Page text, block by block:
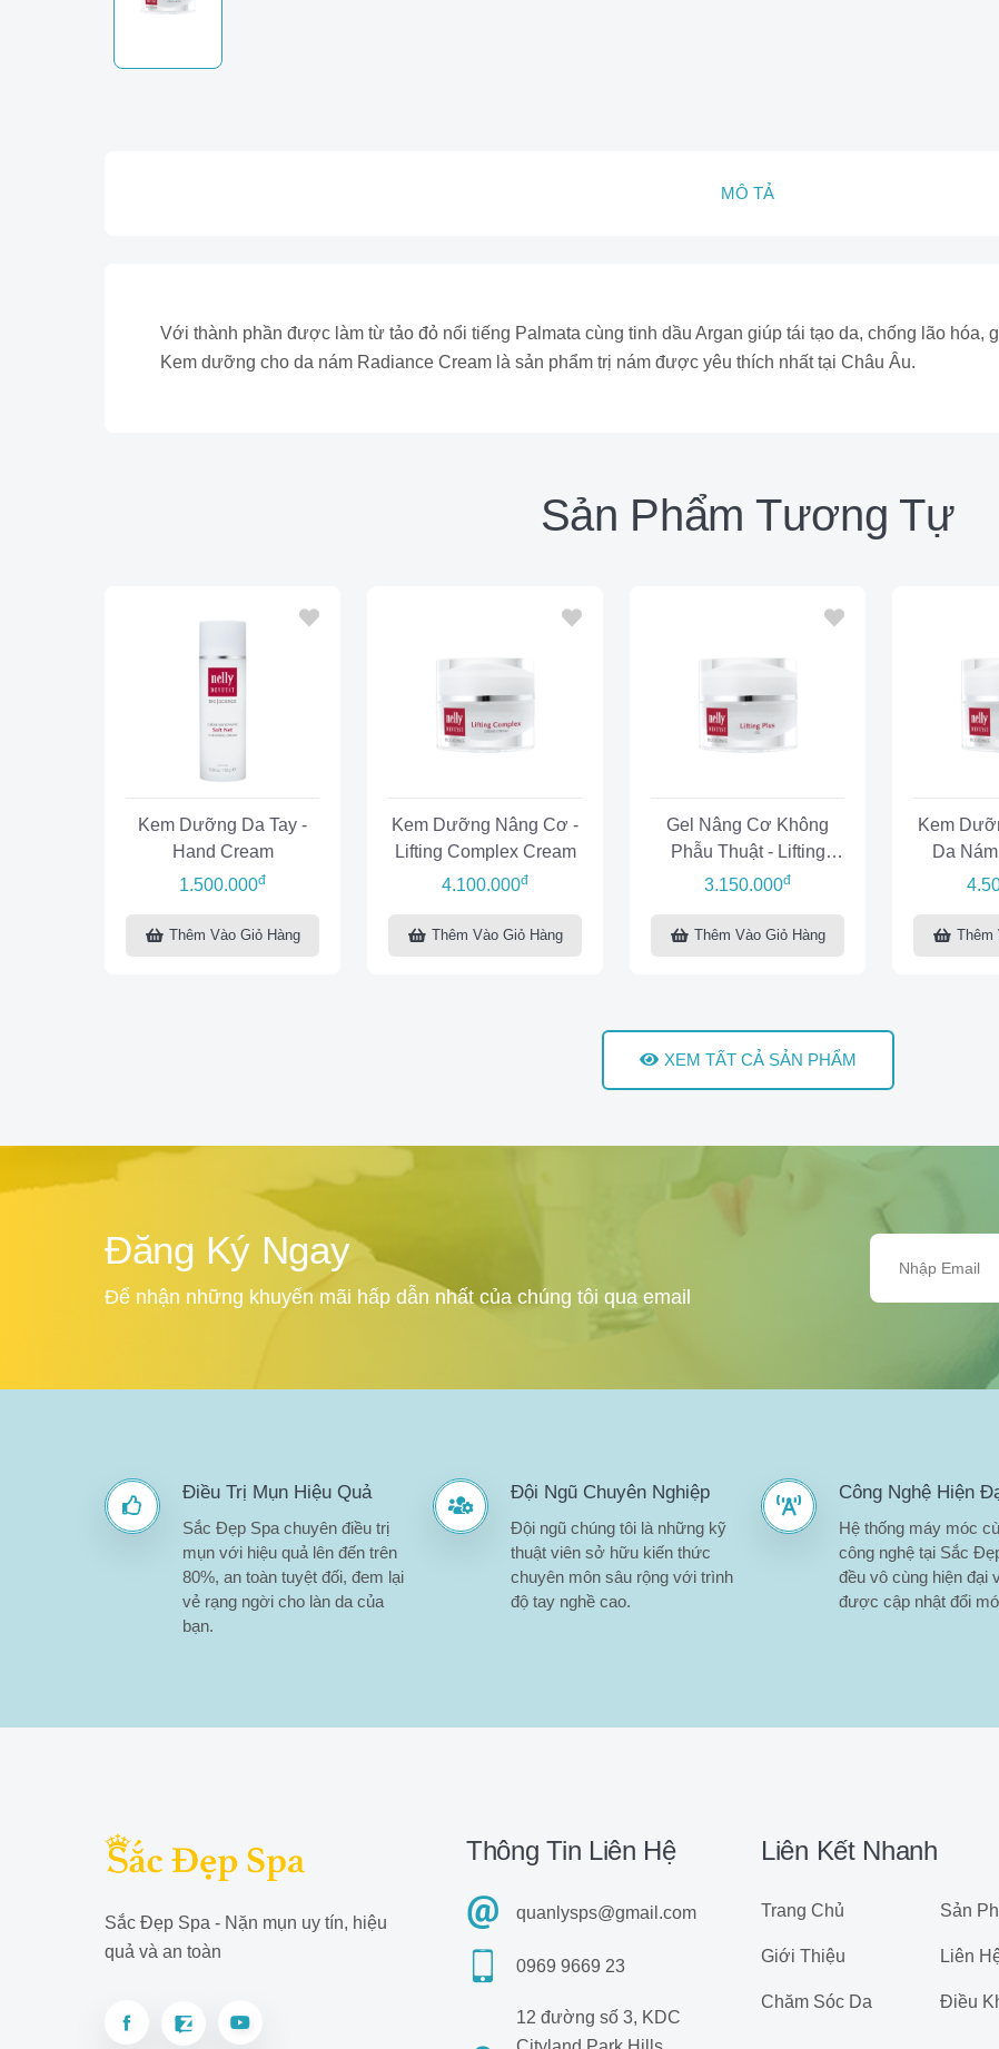
MÔ TẢ
Với thành phần được làm từ tảo đỏ nổi tiếng Palmata cùng tinh dầu Argan giúp tái tạo da, chống lão hóa,
Kem dưỡng cho da nám Radiance Cream là sản phẩm trị nám được yêu thích nhất tại Châu Âu.
Sản Phẩm Tương Tự
Kem Dưỡng Da Tay -
Hand Cream
1.500.000đ
Thêm Vào Giỏ Hàng
Kem Dưỡng Nâng Cơ -
Lifting Complex Cream
4.100.000đ
Thêm Vào Giỏ Hàng
Gel Nâng Cơ Không
Phẫu Thuật - Lifting
Plus Gel
3.150.000đ
Thêm Vào Giỏ Hàng
Kem
Da
Thêm
XEM TẤT CẢ SẢN PHẨM
Đăng Ký Ngay
Để nhận những khuyến mãi hấp dẫn nhất của chúng tôi qua email
Điều Trị Mụn Hiệu Quả
Sắc Đẹp Spa chuyên điều trị
mụn với hiệu quả lên đến trên
80%, an toàn tuyệt đối, đem lại
vẻ rạng ngời cho làn da của
bạn.
Đội Ngũ Chuyên Nghiệp
Đội ngũ chúng tôi là những kỹ
thuật viên sở hữu kiến thức
chuyên môn sâu rộng với trình
độ tay nghề cao.
Công Nghệ Hiện
Hệ thống máy móc
công nghệ tại Sắc
đều vô cùng hiện đại
được cập nhật đổi
Sắc Đẹp Spa - Nặn mụn uy tín, hiệu
quả và an toàn
Thông Tin Liên Hệ
quanlysps@gmail.com
0969 9669 23
12 đường số 3, KDC
Liên Kết Nhanh
Trang Chủ
Giới Thiệu
Chăm Sóc Da
Sản
Liên
Điều